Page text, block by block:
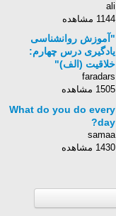
building a PCB.
ali
1144 مشاهده
"آموزش روانشناسی
یادگیری درس چهارم:
خلاقیت (الف)"
faradars
1505 مشاهده
What do you do every
day?
samaa
1430 مشاهده